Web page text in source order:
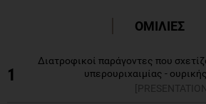
ΟΜΙΛΙΕΣ
1
Διατροφικοί παράγοντες που
υπερουριχαιμίας -
[PRESENTATION]